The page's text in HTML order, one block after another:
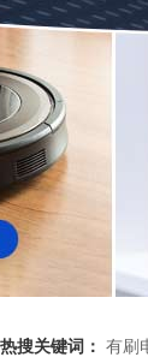
热搜关键词： 有刷